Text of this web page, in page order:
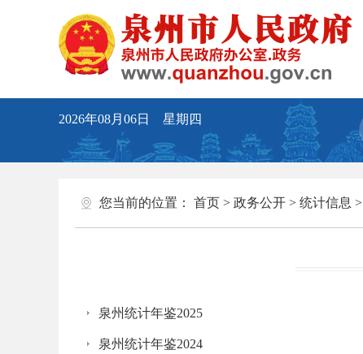
2026年08月06日 星期四
您当前的位置： 首页 > 政务公开 > 统计信息 >
泉州统计年鉴2025
泉州统计年鉴2024